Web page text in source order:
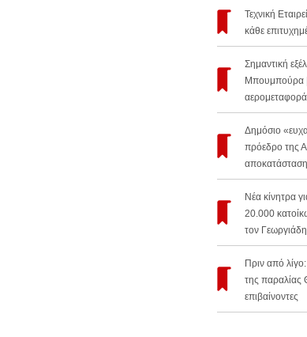
Τεχνική
κάθε
Σημαντική
Μπουμπούρα
Δημόσιο
πρόεδρο της
Νέα κίνητρα
20.000
τον Γεωργιάδη
Πριν από
της παραλίας
επιβαίνοντες